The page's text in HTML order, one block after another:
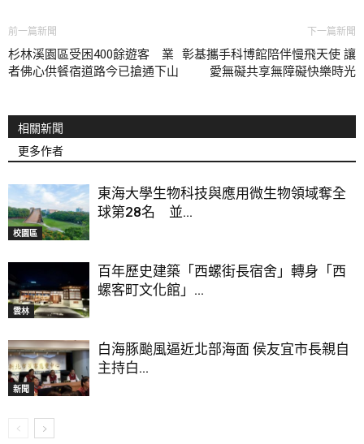
前一篇新聞
杉林溪園區受困400餘遊客 業
者佛心供餐宿道路今已搶通下山
下一篇新聞
彰基攜手科博館陪伴慢飛天使 讓
愛無礙共享無障礙快樂時光
相關新聞
更多作者
校園區
東海大學生物科技與應用微生物領域奪全
球第28名 並...
雲林
百年歷史建築「西螺街長宿舍」轉身「西
螺客町文化館」...
新聞
白海豚颱風逼近北部海面 侯友宜市長親自
主持白...